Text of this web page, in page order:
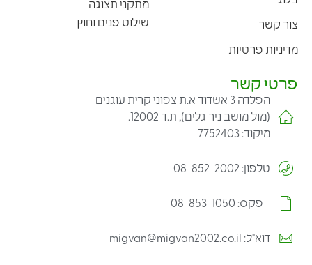
צור קשר
מדיניות פרטיות
מתקני תצוגה
שילוט פנים וחוץ
פרטי קשר
הפלדה 3 אשדוד א.ת צפוני קרית עוגנים
(מול מושב ניר גלים), ת.ד 12002.
מיקוד: 7752403
טלפון: 08-852-2002
פקס: 08-853-1050
דוא"ל: migvan@migvan2002.co.il